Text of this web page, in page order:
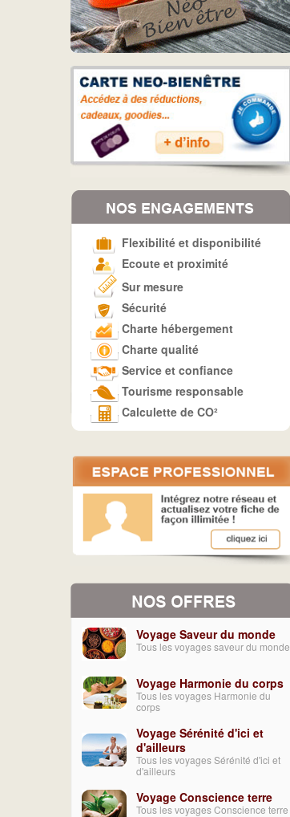
Flexibilité et disponibilité
Ecoute et proximité
Sur mesure
Sécurité
Charte hébergement
Charte qualité
Service et confiance
Tourisme responsable
Calculette de CO²
Voyage Saveur du monde
Tous les voyages saveur du monde
Voyage Harmonie du corps
Tous les voyages Harmonie du
corps
Voyage Sérénité d'ici et
d'ailleurs
Tous les voyages Sérénité d'ici et
d'ailleurs
Voyage Conscience terre
Tous les voyages Conscience terre